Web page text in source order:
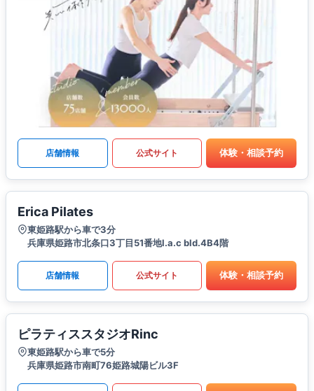
店舗情報 公式サイト 体験・相談予約
Erica Pilates
東姫路駅から車で3分
兵庫県姫路市北条口3丁目51番地l.a.c bld.4B4階
店舗情報 公式サイト 体験・相談予約
ピラティススタジオRinc
東姫路駅から車で5分
兵庫県姫路市南町76姫路城陽ビル3F